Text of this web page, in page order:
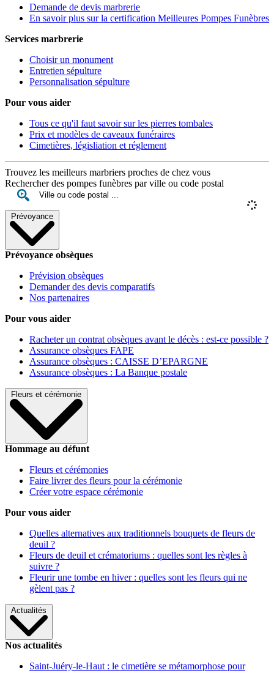
Demande de devis marbrerie
En savoir plus sur la certification Meilleures Pompes Funèbres
Services marbrerie
Choisir un monument
Entretien sépulture
Personnalisation sépulture
Pour vous aider
Tous ce qu'il faut savoir sur les pierres tombales
Prix et modèles de caveaux funéraires
Cimetières, législiation et réglement
Trouvez les meilleurs marbriers proches de chez vous
Rechercher des pompes funèbres par ville ou code postal
Prévoyance
Prévoyance obsèques
Prévision obsèques
Demander des devis comparatifs
Nos partenaires
Pour vous aider
Racheter un contrat obsèques avant le décès : est-ce possible ?
Assurance obsèques FAPE
Assurance obsèques : CAISSE D’EPARGNE
Assurance obsèques : La Banque postale
Fleurs et cérémonie
Hommage au défunt
Fleurs et cérémonies
Faire livrer des fleurs pour la cérémonie
Créer votre espace cérémonie
Pour vous aider
Quelles alternatives aux traditionnels bouquets de fleurs de
deuil ?
Fleurs de deuil et crématoriums : quelles sont les règles à
suivre ?
Fleurir une tombe en hiver : quelles sont les fleurs qui ne
gèlent pas ?
Actualités
Nos actualités
Saint-Juéry-le-Haut : le cimetière se métamorphose pour